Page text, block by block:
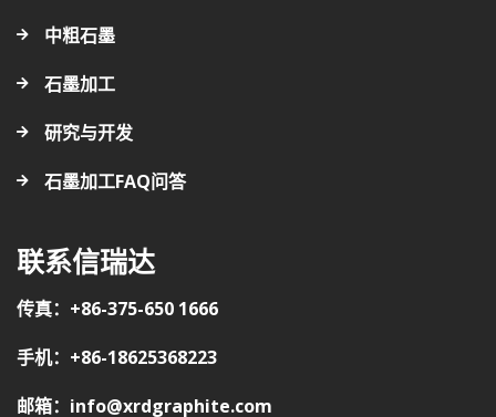
中粗石墨
石墨加工
研究与开发
石墨加工FAQ问答
联系信瑞达
传真：+86-375-650 1666
手机：+86-18625368223
邮箱：info@xrdgraphite.com